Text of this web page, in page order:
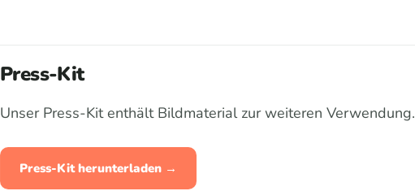
Press-Kit
Unser Press-Kit enthält Bildmaterial zur weiteren Verwendung.
Press-Kit herunterladen →